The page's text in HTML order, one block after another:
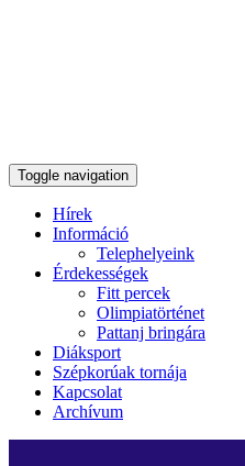
Toggle navigation
Hírek
Információ
Telephelyeink
Érdekességek
Fitt percek
Olimpiatörténet
Pattanj bringára
Diáksport
Szépkorúak tornája
Kapcsolat
Archívum